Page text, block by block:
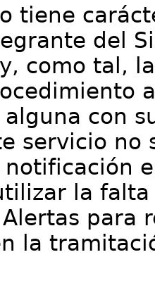
tiene
del
como tal,
con
servicio no
la
para
la